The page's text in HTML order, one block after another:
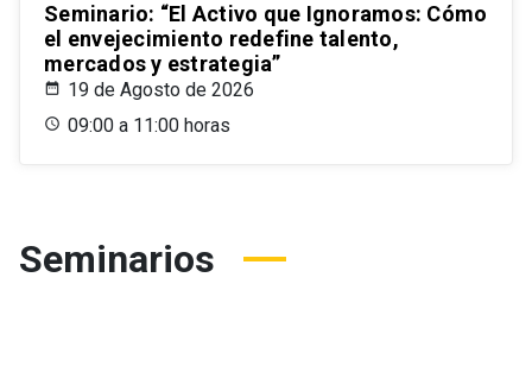
Seminario: “El Activo que Ignoramos: Cómo
el envejecimiento redefine talento,
mercados y estrategia”
19 de Agosto de 2026
09:00 a 11:00 horas
Seminarios